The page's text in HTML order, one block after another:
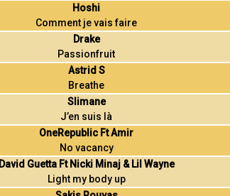
Hoshi
Comment je vais faire
Drake
Passionfruit
Astrid S
Breathe
Slimane
J’en suis là
OneRepublic Ft Amir
No vacancy
David Guetta Ft Nicki Minaj & Lil Wayne
Light my body up